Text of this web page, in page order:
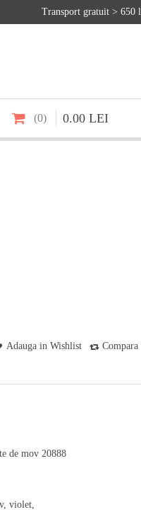
Transport gratuit > 650
0 0.00 LEI
Adauga in Wishlist Compara
de mov 20888
violet,